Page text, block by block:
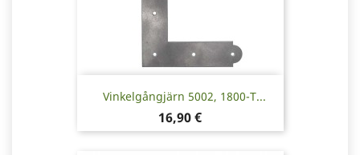
Vinkelgångjärn 5002, 1800-T...
Pris
16,90 €